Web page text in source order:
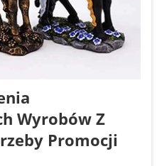
Wyrobów Z
Promocji